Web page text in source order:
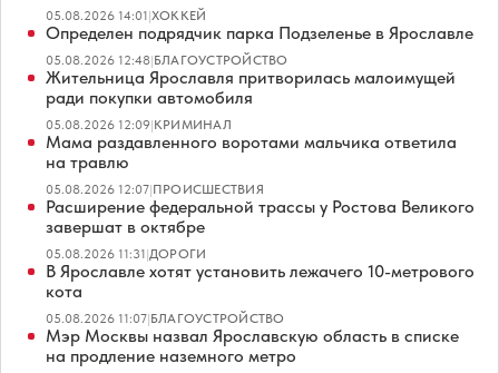
05.08.2026 14:01|ХОККЕЙ
Определен подрядчик парка Подзеленье в Ярославле
05.08.2026 12:48|БЛАГОУСТРОЙСТВО
Жительница Ярославля притворилась малоимущей
ради покупки автомобиля
05.08.2026 12:09|КРИМИНАЛ
Мама раздавленного воротами мальчика ответила
на травлю
05.08.2026 12:07|ПРОИСШЕСТВИЯ
Расширение федеральной трассы у Ростова Великого
завершат в октябре
05.08.2026 11:31|ДОРОГИ
В Ярославле хотят установить лежачего 10-метрового
кота
05.08.2026 11:07|БЛАГОУСТРОЙСТВО
Мэр Москвы назвал Ярославскую область в списке
на продление наземного метро